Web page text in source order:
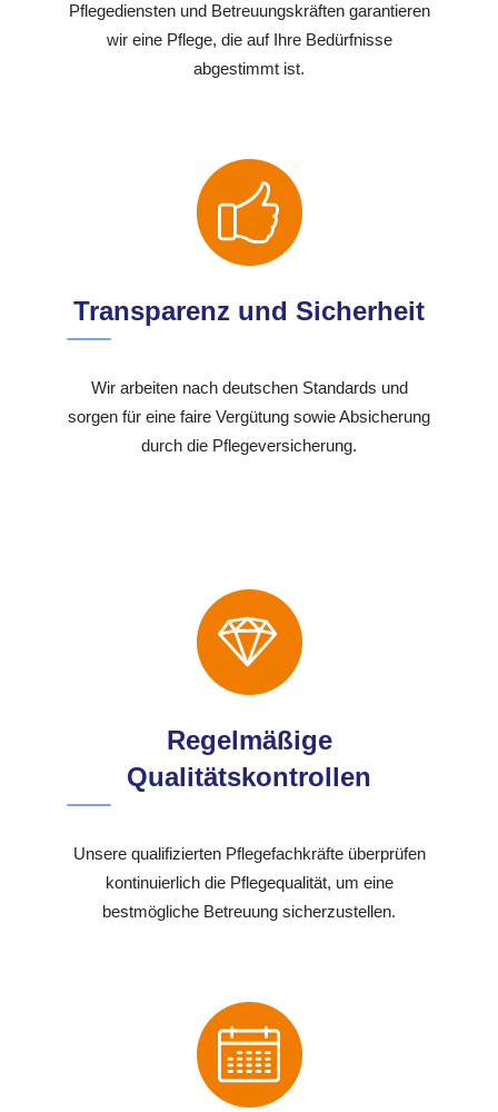
Pflegediensten und Betreuungskräften garantieren
wir eine Pflege, die auf Ihre Bedürfnisse
abgestimmt ist.
Transparenz und Sicherheit
Wir arbeiten nach deutschen Standards und
sorgen für eine faire Vergütung sowie Absicherung
durch die Pflegeversicherung.
Regelmäßige
Qualitätskontrollen
Unsere qualifizierten Pflegefachkräfte überprüfen
kontinuierlich die Pflegequalität, um eine
bestmögliche Betreuung sicherzustellen.